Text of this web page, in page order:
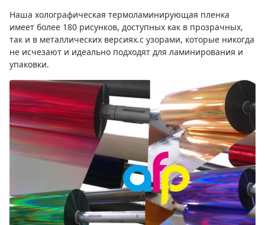
Наша холографическая термоламинирующая пленка
имеет более 180 рисунков, доступных как в прозрачных,
так и в металлических версиях.с узорами, которые никогда
не исчезают и идеально подходят для ламинирования и
упаковки.